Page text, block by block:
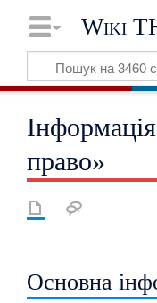
Wiki
право»
Основна